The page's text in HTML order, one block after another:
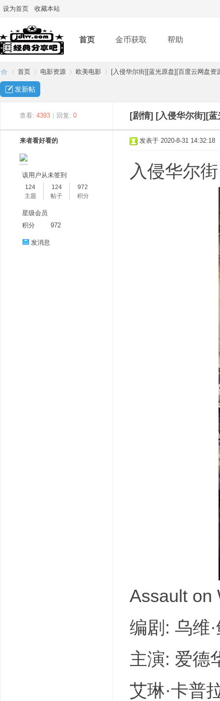
设为首页 收藏本站
首页 金币获取 帮助
首页
›
电影资源
›
欧美电影 [入侵华尔街][蓝光原盘][百度云网盘资
发新帖
查看: 4393 回复: 0 [剧情] [入侵华尔街][
来者看好看的
该用户从未签到
124
主题
124
帖子
972
积分
星级会员
积分
972
发消息
发表于 2020-8-31 14:32:18
入侵华尔
Assault on
编剧: 乌维
主演: 爱德
艾琳·卡普